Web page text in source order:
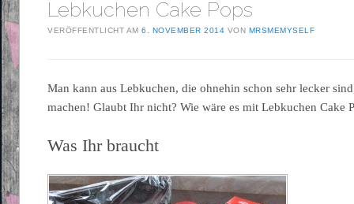
Lebkuchen Cake Pops
VERÖFFENTLICHT AM6. NOVEMBER 2014 VON MRSMEMYSELF
Man kann aus Lebkuchen, die ohnehin schon sehr lecker
machen! Glaubt Ihr nicht? Wie wäre es mit Lebkuchen Cake
Was Ihr braucht